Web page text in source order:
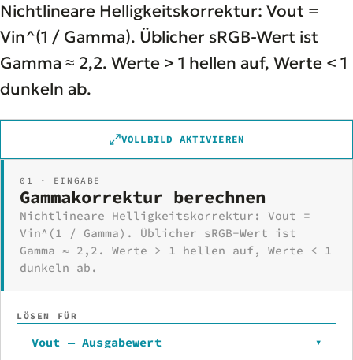
05Docs
06 Tools
07Welten
Nichtlineare Helligkeitskorrektur: Vout =
Vin^(1 / Gamma). Üblicher sRGB-Wert ist
Gamma ≈ 2,2. Werte > 1 hellen auf, Werte < 1
dunkeln ab.
VOLLBILD AKTIVIEREN
01 · EINGABE
Gammakorrektur berechnen
Nichtlineare Helligkeitskorrektur: Vout =
Vin^(1 / Gamma). Üblicher sRGB-Wert ist
Gamma ≈ 2,2. Werte > 1 hellen auf, Werte < 1
dunkeln ab.
LÖSEN FÜR
Vout — Ausgabewert ▾